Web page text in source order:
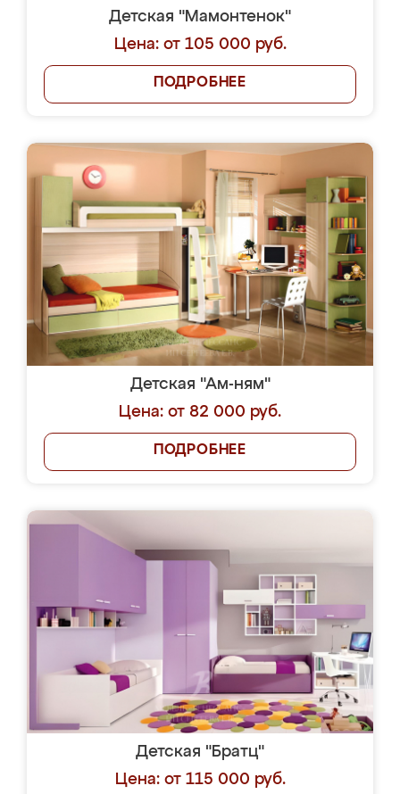
Детская "Мамонтенок"
Цена: от 105 000 руб.
ПОДРОБНЕЕ
Детская "Ам-ням"
Цена: от 82 000 руб.
ПОДРОБНЕЕ
Детская "Братц"
Цена: от 115 000 руб.